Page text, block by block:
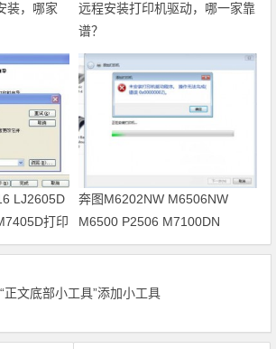
装，哪家
远程安装打印机驱动，哪一家靠
谱？
LJ2605D
打印
奔图M6202NW M6506NW
M6500 P2506 M7100DN
M6700D打印机驱动安装
正文底部小工具”添加小工具